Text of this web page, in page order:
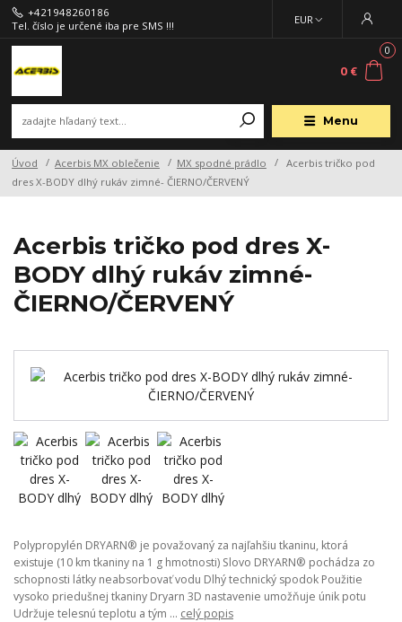
Menu
EUR
+421948260186
Tel. číslo je určené iba pre SMS !!!
0
0 €
Úvod Acerbis MX oblečenie MX spodné prádlo
Acerbis tričko pod
dres X-BODY dlhý rukáv zimné- ČIERNO/ČERVENÝ
Acerbis tričko pod dres X-
BODY dlhý rukáv zimné-
ČIERNO/ČERVENÝ
Polypropylén DRYARN® je považovaný za najľahšiu tkaninu, ktorá
existuje (10 km tkaniny na 1 g hmotnosti) Slovo DRYARN® pochádza zo
schopnosti látky neabsorbovať vodu Dlhý technický spodok Použitie
vysoko priedušnej tkaniny Dryarn 3D nastavenie umožňuje únik potu
Udržuje telesnú teplotu a tým ... celý popis